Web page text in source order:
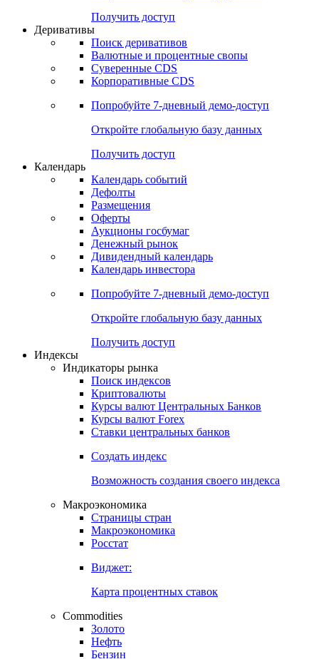
Получить доступ
Деривативы
Поиск деривативов
Валютные и процентные свопы
Суверенные CDS
Корпоративные CDS
Попробуйте 7-дневный демо-доступ
Откройте глобальную базу данных
Получить доступ
Календарь
Календарь событий
Дефолты
Размещения
Оферты
Аукционы госбумаг
Денежный рынок
Дивидендный календарь
Календарь инвестора
Попробуйте 7-дневный демо-доступ
Откройте глобальную базу данных
Получить доступ
Индексы
Индикаторы рынка
Поиск индексов
Криптовалюты
Курсы валют Центральных Банков
Курсы валют Forex
Ставки центральных банков
Создать индекс
Возможность создания своего индекса
Макроэкономика
Страницы стран
Макроэкономика
Росстат
Виджет:
Карта процентных ставок
Commodities
Золото
Нефть
Бензин